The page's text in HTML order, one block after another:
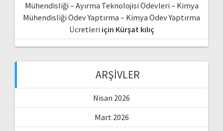
Mühendisliği – Ayırma Teknolojisi Ödevleri – Kimya
Mühendisliği Ödev Yaptırma – Kimya Ödev Yaptırma
Ücretleri için Kürşat kılıç
ARŞIVLER
Nisan 2026
Mart 2026